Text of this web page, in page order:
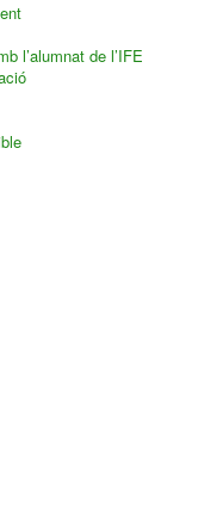
l’alumnat de l’IFE